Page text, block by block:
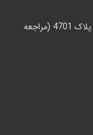
مشهد، بزرگراه بابانظر – بازار بزرگ ملل – طبقه دوم پلاک 4701 (مراجعه